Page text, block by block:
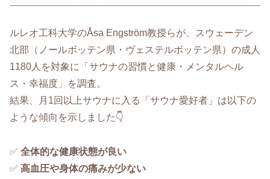
ルレオ工科大学のÅsa Engström教授らが、スウェーデン
北部（ノールボッテン県・ヴェステルボッテン県）の成人
1180人を対象に「サウナの習慣と健康・メンタルヘル
ス・幸福度」を調査。
結果、月1回以上サウナに入る「サウナ愛好者」は以下の
ような傾向を示しました👇
✅ 全体的な健康状態が良い
✅ 高血圧や身体の痛みが少ない